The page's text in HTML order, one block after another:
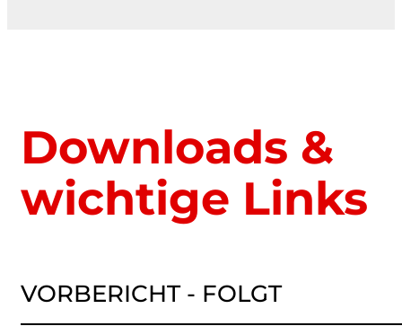
Downloads &
wichtige Links
VORBERICHT - FOLGT